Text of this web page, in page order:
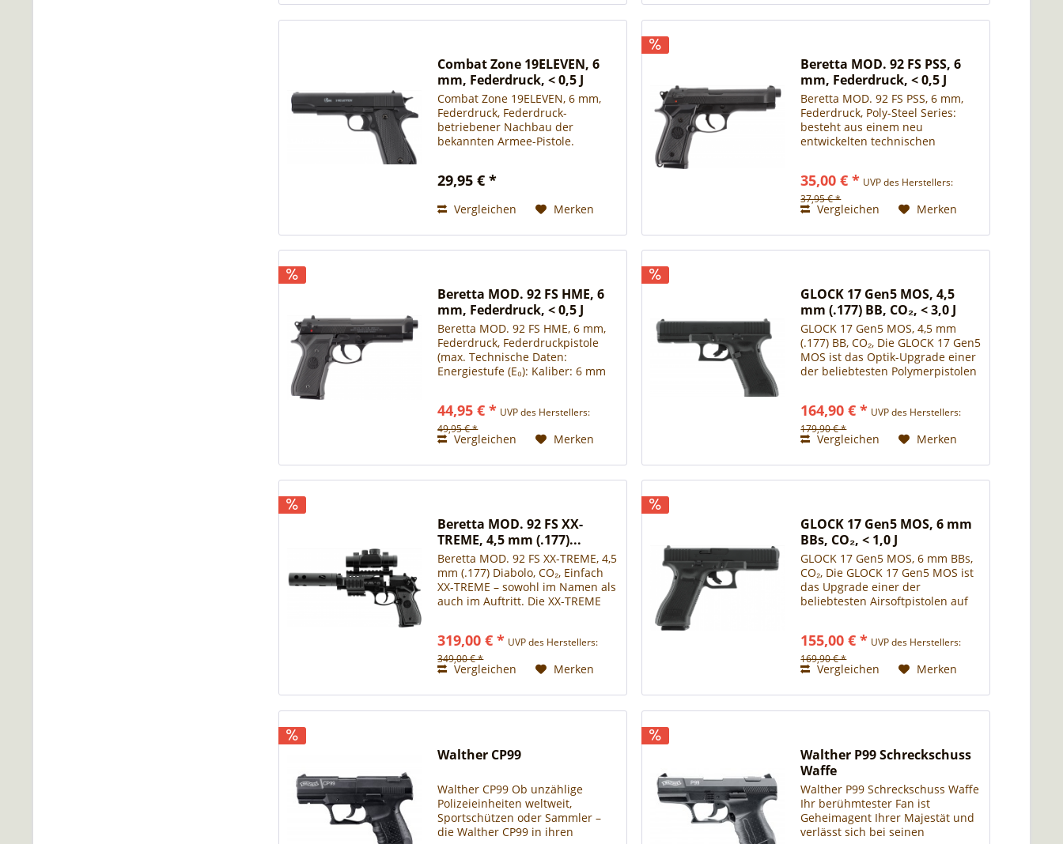
Combat Zone 19ELEVEN, 6
mm, Federdruck, < 0,5 J
Combat Zone 19ELEVEN, 6 mm,
Federdruck, Federdruck-
betriebener Nachbau der
bekannten Armee-Pistole.
Reinigungswerkzeug und 250
Energiestufe (E₀): Kaliber: 6...
29,95 € *
Vergleichen Merken
Beretta MOD. 92 FS PSS, 6
mm, Federdruck, < 0,5 J
Beretta MOD. 92 FS PSS, 6 mm,
Federdruck, Poly-Steel Series:
besteht aus einem neu
entwickelten technischen
berühmten Militärpistole Wertige
Optik Besonders
widerstandsfähig Liegt
35,00 € * UVP des Herstellers:
37,95 € *
Vergleichen Merken
Beretta MOD. 92 FS HME, 6
mm, Federdruck, < 0,5 J
Beretta MOD. 92 FS HME, 6 mm,
Federdruck, Federdruckpistole
(max. Technische Daten:
Energiestufe (E₀): Kaliber: 6 mm
Sicherung: Schiebesicherung
Shoot-Up: nicht einstellbar...
44,95 € * UVP des Herstellers:
49,95 € *
Vergleichen Merken
GLOCK 17 Gen5 MOS, 4,5
mm (.177) BB, CO₂, < 3,0 J
GLOCK 17 Gen5 MOS, 4,5 mm
(.177) BB, CO₂, Die GLOCK 17 Gen5
MOS ist das Optik-Upgrade einer
der beliebtesten Polymerpistolen
können Leuchtpunktvisiere über
die im Lieferumfang...
164,90 € * UVP des Herstellers:
179,90 € *
Vergleichen Merken
Beretta MOD. 92 FS XX-
TREME, 4,5 mm (.177)...
Beretta MOD. 92 FS XX-TREME, 4,5
mm (.177) Diabolo, CO₂, Einfach
XX-TREME – sowohl im Namen als
auch im Auftritt. Die XX-TREME
Zubehör ein neues Level für
ambitionierte...
319,00 € * UVP des Herstellers:
349,00 € *
Vergleichen Merken
GLOCK 17 Gen5 MOS, 6 mm
BBs, CO₂, < 1,0 J
GLOCK 17 Gen5 MOS, 6 mm BBs,
CO₂, Die GLOCK 17 Gen5 MOS ist
das Upgrade einer der
beliebtesten Airsoftpistolen auf
können Leuchtpunktvisiere über
die im Lieferumfang...
155,00 € * UVP des Herstellers:
169,90 € *
Vergleichen Merken
Walther CP99
Walther CP99 Ob unzählige
Polizeieinheiten weltweit,
Sportschützen oder Sammler –
die Walther CP99 in ihren
Walther P99 Schreckschuss
Waffe
Walther P99 Schreckschuss Waffe
Ihr berühmtester Fan ist
Geheimagent Ihrer Majestät und
verlässt sich bei seinen